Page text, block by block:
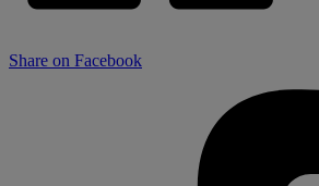
Share on Facebook